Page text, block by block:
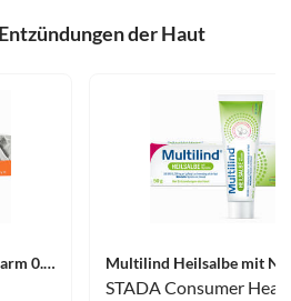
der Haut
Hydrocortison- Ratiopharm 0.5% Creme 30 g